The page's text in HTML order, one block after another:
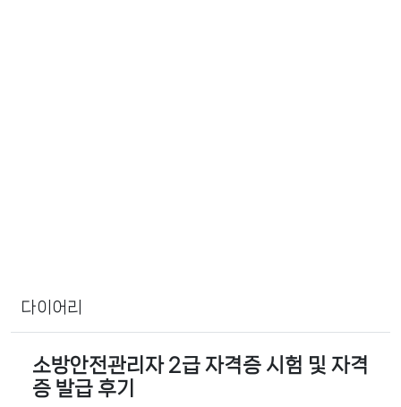
다이어리
소방안전관리자 2급 자격증 시험 및 자격
증 발급 후기